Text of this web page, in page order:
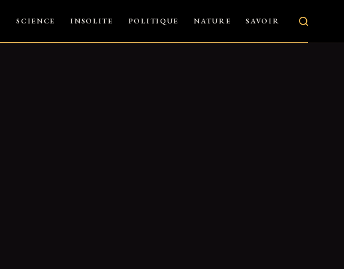
SCIENCE INSOLITE POLITIQUE NATURE SAVOIR